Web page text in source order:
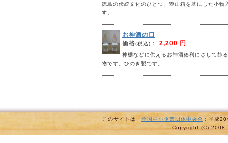
徳島の伝統文化のひとつ、遊山箱を基にした小物
す。
お神酒の口
価格(税込) ： 2,200 円
神棚などに供えるお神酒徳利にさして飾
物です。ひのき製です。
このサイトは「全国中小企業団体中央会 ：平成
Copyright (C) 2008